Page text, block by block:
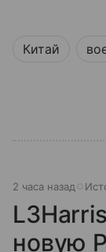
Китай
2 часа назад
новую